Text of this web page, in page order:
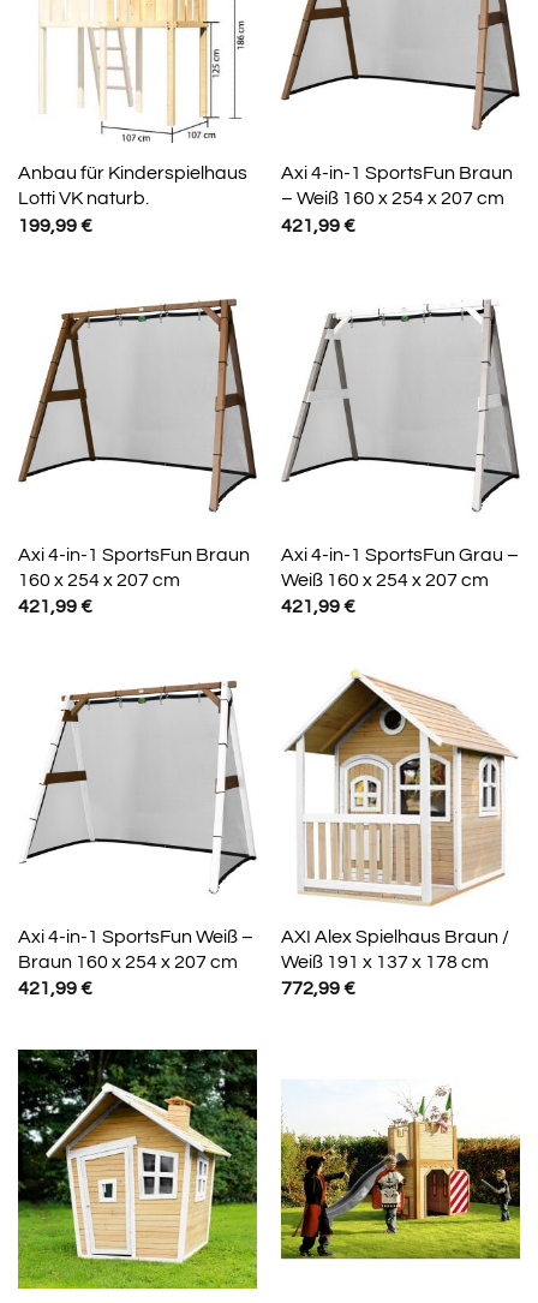
Anbau für Kinderspielhaus
Lotti VK naturb.
199,99€
Axi 4-in-1 SportsFun Braun
– Weiß 160 x 254 x 207 cm
421,99€
Axi 4-in-1 SportsFun Braun
160 x 254 x 207 cm
421,99€
Axi 4-in-1 SportsFun Grau –
Weiß 160 x 254 x 207 cm
421,99€
Axi 4-in-1 SportsFun Weiß –
Braun 160 x 254 x 207 cm
421,99€
AXI Alex Spielhaus Braun /
Weiß 191 x 137 x 178 cm
772,99€